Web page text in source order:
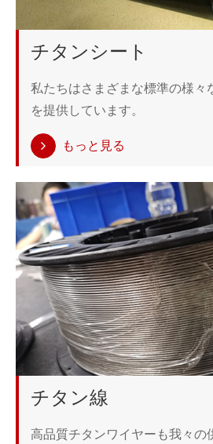
チタンシート
私たちはさまざまな標準の様々
を提供しています。
もっと見る
チタン線
高品質チタンワイヤーも我々の